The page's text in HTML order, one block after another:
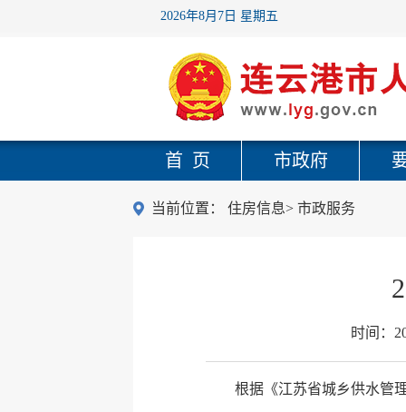
2026年8月7日 星期五
首 页 市政府
当前位置： 住房信息> 市政服务
时间：
根据《江苏省城乡供水管